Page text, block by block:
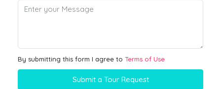
By submitting this form I agree to Terms of Use
Submit a Tour Request